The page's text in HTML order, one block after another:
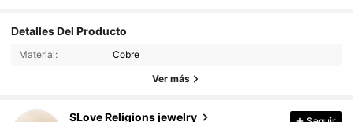
Detalles Del Producto
Material: Cobre
Ver más
SLove Religions jewelry
4.87 729 Seguidores
729 Seguidores